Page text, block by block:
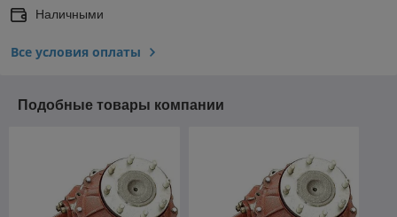
Наличными
Все условия оплаты
Подобные товары компании